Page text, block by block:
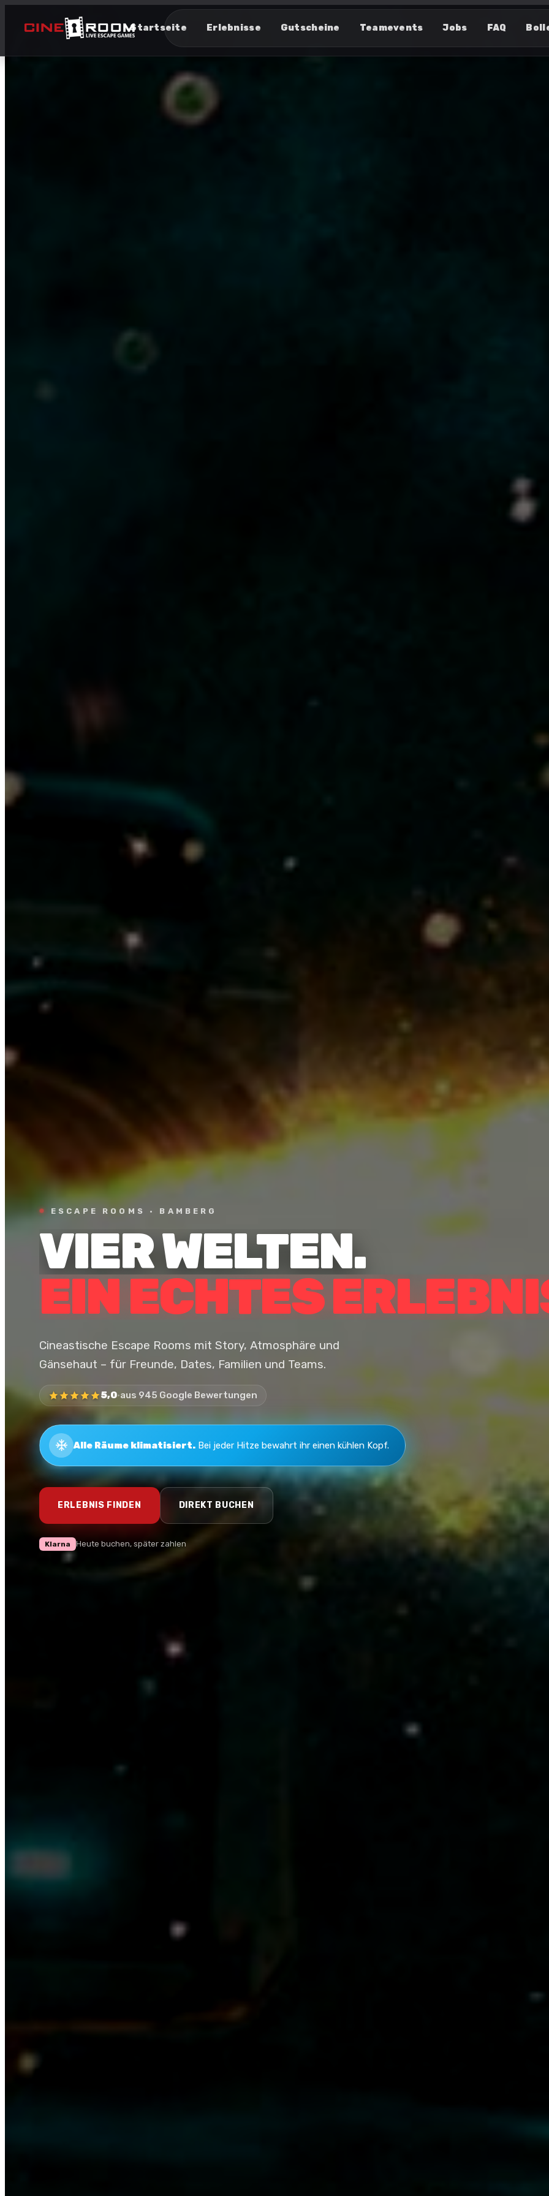
Startseite Erlebnisse Gutscheine Teamevents Jobs FAQ
ESCAPE ROOMS · BAMBERG
VIER WELTEN.
EIN ECHTES
Cineastische Escape Rooms mit Story, Atmosphäre und
Gänsehaut – für Freunde, Dates, Familien und Teams.
5,0·aus 945 Google Bewertungen
Alle Räume klimatisiert. Bei jeder Hitze bewahrt ihr einen kühlen Kopf.
ERLEBNIS FINDEN DIREKT BUCHEN
Klarna Heute buchen, später zahlen